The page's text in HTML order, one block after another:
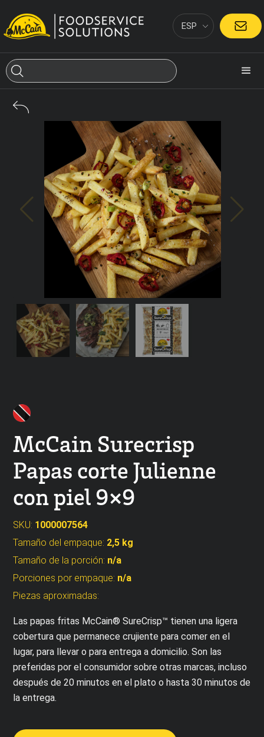
ESP CONTACTO
McCain Surecrisp
Papas corte Julienne
con piel 9×9
SKU: 1000007564
Tamaño del empaque: 2,5 kg
Tamaño de la porción: n/a
Porciones por empaque: n/a
Piezas aproximadas:
Las papas fritas McCain® SureCrisp™ tienen una ligera
cobertura que permanece crujiente para comer en el
lugar, para llevar o para entrega a domicilio. Son las
preferidas por el consumidor sobre otras marcas, incluso
después de 20 minutos en el plato o hasta 30 minutos de
la entrega.